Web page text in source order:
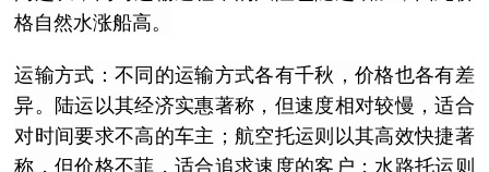
格自然水涨船高。
运输方式：不同的运输方式各有千秋，价格也各有差
异。陆运以其经济实惠著称，但速度相对较慢，适合
对时间要求不高的车主；航空托运则以其高效快捷著
称，但价格不菲，适合追求速度的客户；水路托运则